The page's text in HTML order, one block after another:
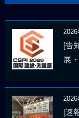
2026
[告
展
2026
[速